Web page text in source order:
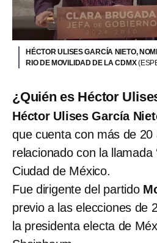
HÉCTOR ULISES GARCÍA NIETO,
RIO DE MOVILIDAD DE LA CDMX
¿Quién es Héctor
Héctor Ulises García
que cuenta con más de
relacionado con la llamada
Ciudad de México.
Fue dirigente del partido
previo a las elecciones de
la presidenta electa de